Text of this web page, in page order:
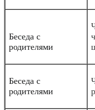
Беседа с
родителями
Беседа с
родителями